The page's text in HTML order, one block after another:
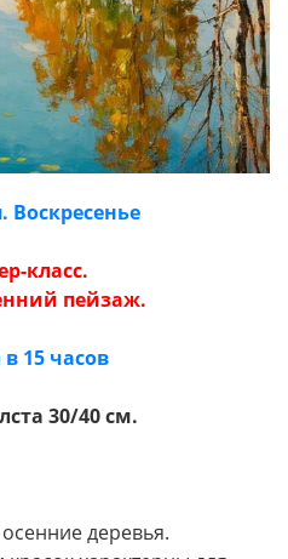
Воскресенье
класс.
пейзаж.
15 часов
30/40 см.
деревья.